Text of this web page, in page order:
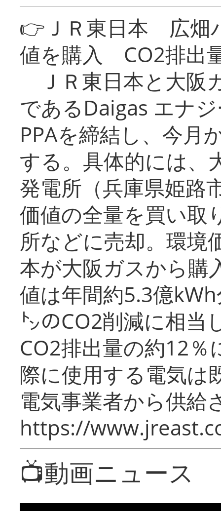
👉ＪＲ東日本 広畑
値を購入 CO2排出
ＪＲ東日本と大阪
であるDaigas エナ
PPAを締結し、今月
する。具体的には、
発電所（兵庫県姫路
価値の全量を買い取
所などに売却。環境
本が大阪ガスから購
値は年間約5.3億
㌧のCO2削減に相当
CO2排出量の約12％
際に使用する電気は
電気事業者から供給
https://
📺動画ニュース